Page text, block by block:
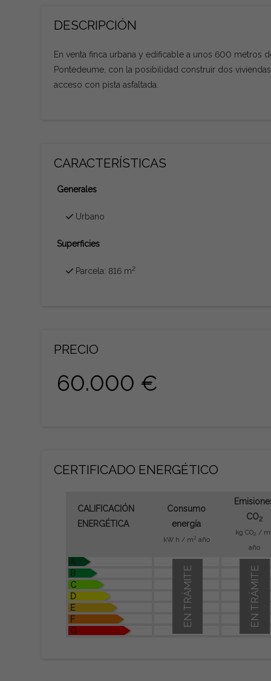
DESCRIPCIÓN
En venta finca urbana y edificable a unos 600 metros
Pontedeume, con la posibilidad construir dos
acceso con pista asfaltada.
CARACTERÍSTICAS
Generales
Urbano
Superficies
Parcela: 816 m2
PRECIO
60.000 €
CERTIFICADO ENERGÉTICO
CALIFICACIÓN
ENERGÉTICA
Consumo
energía
kW h / m2 año
CO2
kg CO2 / m
año
A
B
C
D
E
F
G
EN TRÁMITE
EN TRÁMITE